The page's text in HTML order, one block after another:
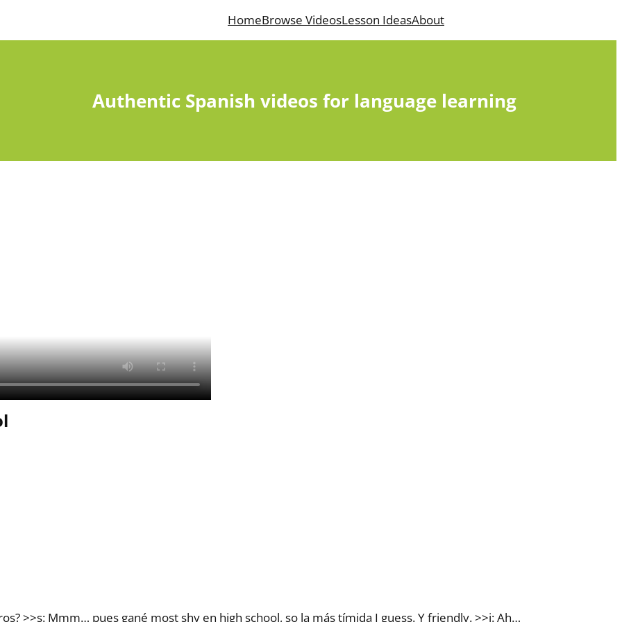
HomeBrowse VideosLesson IdeasAbout
Authentic Spanish videos for language learning
>>s: Mmm… pues gané most shy en high school, so la más tímida I guess. Y friendly. >>i: Ah…